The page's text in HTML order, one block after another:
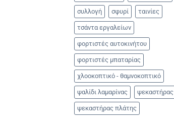
συλλογή σφυρί ταινίες
τσάντα εργαλείων
φορτιστές αυτοκινήτου
φορτιστές μπαταρίας
χλοοκοπτικό - θαμνοκοπτικό
ψαλίδι λαμαρίνας ψεκαστήρας
ψεκαστήρας πλάτης